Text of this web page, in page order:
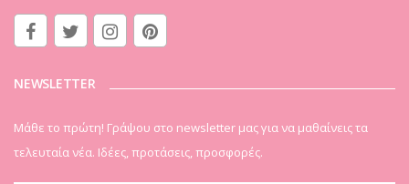
NEWSLETTER
Μάθε το πρώτη! Γράψου στο newsletter μας για να μαθαίνεις τα
τελευταία νέα. Ιδέες, προτάσεις, προσφορές.